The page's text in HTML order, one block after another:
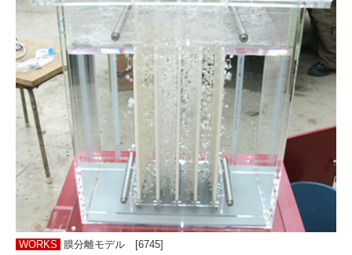
WORKS
膜分離モデル [6745]